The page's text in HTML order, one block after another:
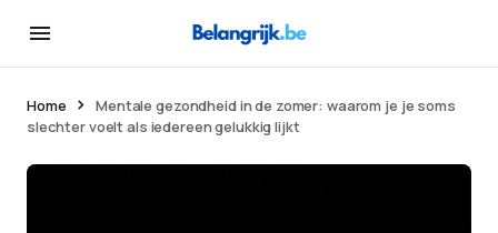
Home
Mentale gezondheid in de zomer: waarom je je soms
slechter voelt als iedereen gelukkig lijkt